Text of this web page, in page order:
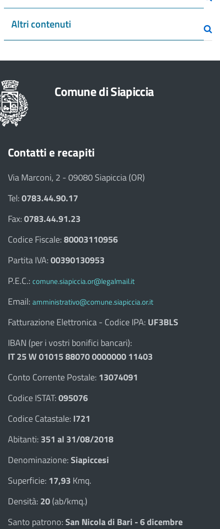
Altri contenuti
Comune di Siapiccia
Contatti e recapiti
Via Marconi, 2 - 09080 Siapiccia (OR)
Tel:0783.44.90.17
Fax:0783.44.91.23
Codice Fiscale:80003110956
Partita IVA:00390130953
P.E.C.: comune.siapiccia.or@legalmail.it
Email: amministrativo@comune.siapiccia.or.it
Fatturazione Elettronica - Codice IPA: UF3BLS
IBAN (per i vostri bonifici bancari):
IT 25 W 01015 88070 0000000 11403
Conto Corrente Postale: 13074091
Codice ISTAT:095076
Codice Catastale: I721
Abitanti: 351 al 31/08/2018
Denominazione:Siapiccesi
Superficie: 17,93 Kmq.
Densità: 20(ab/kmq.)
Santo patrono:San Nicola di Bari - 6 dicembre